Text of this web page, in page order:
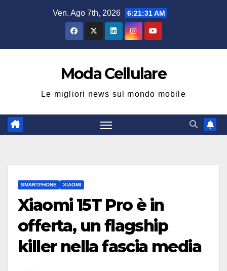
Ven. Ago 7th, 2026 6:21:32 AM
Moda Cellulare
Le migliori news sul mondo mobile
SMARTPHONE XIAOMI
Xiaomi 15T Pro è in
offerta, un flagship
killer nella fascia media